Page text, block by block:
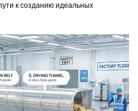
к созданию идеальных